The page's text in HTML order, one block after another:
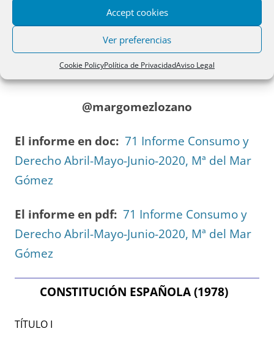
Accept cookies
Ver preferencias
Cookie PolicyPolítica de PrivacidadAviso Legal
Mª del Mar Gómez Lozano
Profesora Titular de Derecho Mercantil de
la Universidad de Almería
@margomezlozano
El informe en doc: 71 Informe Consumo y
Derecho Abril-Mayo-Junio-2020, Mª del Mar
Gómez
El informe en pdf: 71 Informe Consumo y
Derecho Abril-Mayo-Junio-2020, Mª del Mar
Gómez
CONSTITUCIÓN ESPAÑOLA (1978)
TÍTULO I